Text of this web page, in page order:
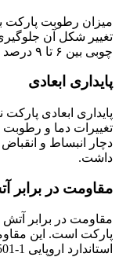
میزان رطوبت پارکت
تغییر شکل آن
چوبی بین ۶ تا ۹ درصد و برای پارکت لمینت بین ۸ تا ۱۰ درصد است.
پایداری ابعادی
پایداری ابعادی
تغییرات دما و رطوبت
دچار انبساط و
داشت.
مقاومت در برابر
مقاومت در برابر آتش
پارکت است. این
استاندارد اروپایی EN 13501-1 سنجیده می‌شود.